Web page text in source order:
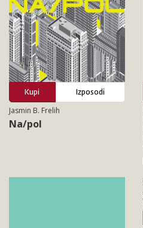
Kupi
Izposodi
Jasmin B. Frelih
Na/pol